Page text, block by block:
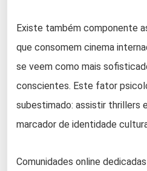
Existe também componente
que consomem cinema
se veem como mais
conscientes. Este fator
subestimado: assistir thrillers
marcador de identidade
Comunidades online